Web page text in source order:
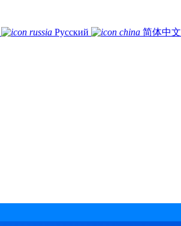
Русский 简体中文